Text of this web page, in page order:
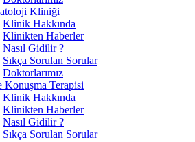
Kliniği
Klinik Hakkında
Klinikten Haberler
Nasıl Gidilir ?
Sıkça Sorulan Sorular
Doktorlarımız
Konuşma Terapisi
Klinik Hakkında
Klinikten Haberler
Nasıl Gidilir ?
Sıkça Sorulan Sorular